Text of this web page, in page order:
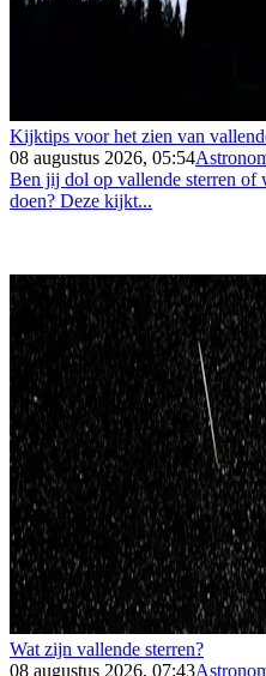
Kijktips voor het zien van
08 augustus 2026, 05:54
Ben jij dol op vallende sterren of
doen? Deze kijkt...
Wat zijn vallende sterren?
08 augustus 2026, 07:43